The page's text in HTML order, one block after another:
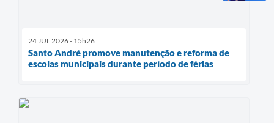
24 JUL 2026 - 15h26
Santo André promove manutenção e reforma de
escolas municipais durante período de férias